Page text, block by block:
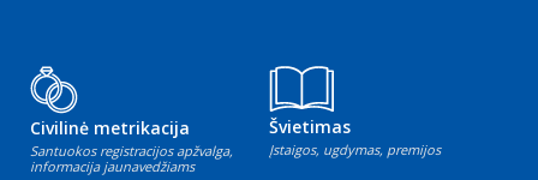
Civilinė metrikacija
Santuokos registracijos apžvalga,
informacija jaunavedžiams
Švietimas
Įstaigos, ugdymas, premijos